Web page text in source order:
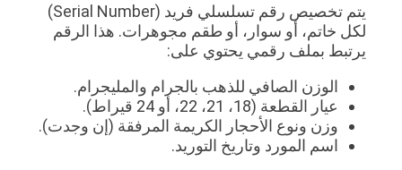
يتم تخصيص رقم تسلسلي فريد (Serial Number)
لكل خاتم، أو سوار، أو طقم مجوهرات. هذا الرقم
يرتبط بملف رقمي يحتوي على:
الوزن الصافي للذهب بالجرام والمليجرام.
عيار القطعة (18، 21، 22، أو 24 قيراط).
وزن ونوع الأحجار الكريمة المرفقة (إن وجدت).
اسم المورد وتاريخ التوريد.